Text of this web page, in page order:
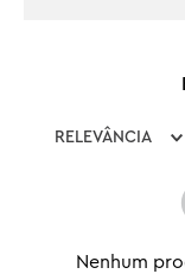
RELEVÂNCIA
Nenhum